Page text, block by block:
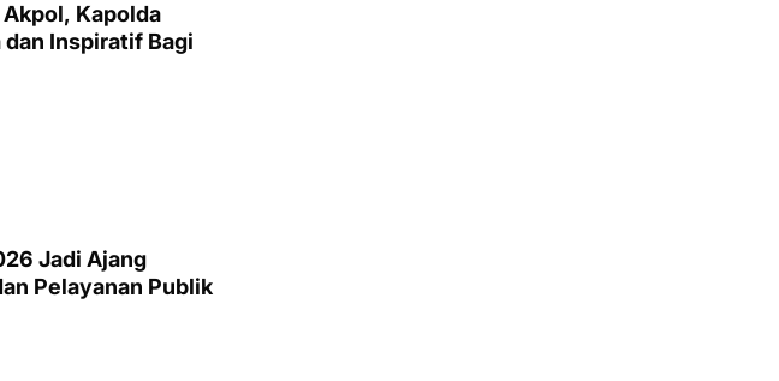
Kapolda
Inspiratif Bagi
Jadi Ajang
Pelayanan Publik